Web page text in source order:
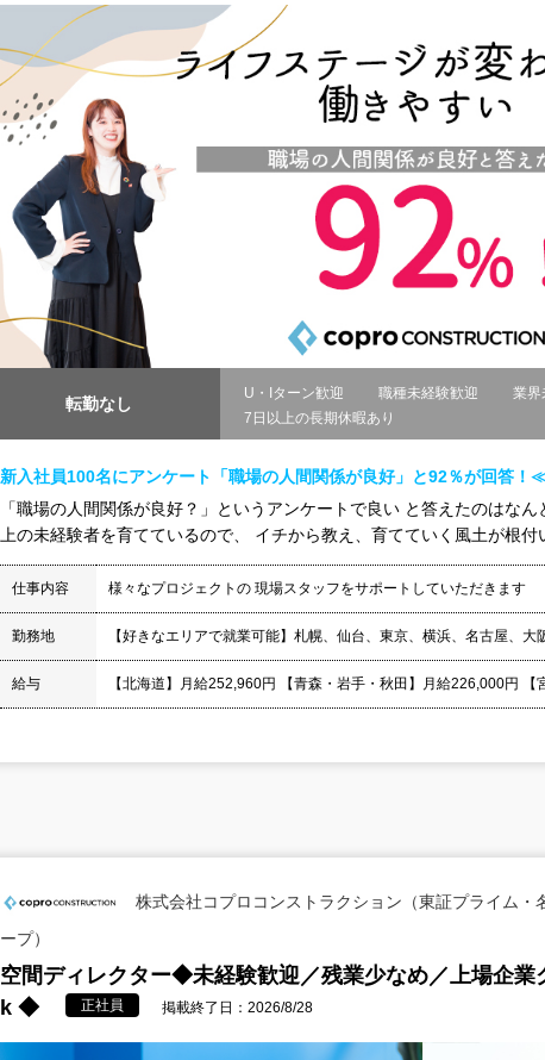
転勤なし
U・Iターン歓迎 職種未経験歓迎 業界
7日以上の長期休暇あり
新入社員100名にアンケート「職場の人間関係が良好」と92％が回答
「職場の人間関係が良好？」というアンケートで良い と答えたのはな
上の未経験者を育てているので、 イチから教え、育てていく風土が根付
仕事内容 様々なプロジェクトの 現場スタッフをサポートしていただきます
勤務地 【好きなエリアで就業可能】札幌、仙台、東京、横浜、名古屋、
給与 【北海道】月給252,960円 【青森・岩手・秋田】月給226,000円 【
株式会社コプロコンストラクション（東証プライム・
ープ）
空間ディレクター◆未経験歓迎／残業少なめ／上場企業
k ◆
正社員 掲載終了日：2026/8/28